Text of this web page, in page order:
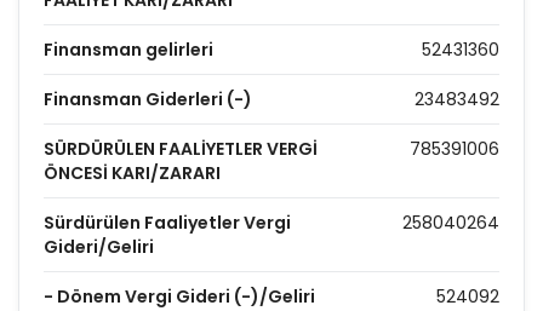
Finansman gelirleri 52431360
Finansman Giderleri (-) 23483492
SÜRDÜRÜLEN FAALİYETLER VERGİ
ÖNCESİ KARI/ZARARI
785391006
Sürdürülen Faaliyetler Vergi
Gideri/Geliri
258040264
- Dönem Vergi Gideri (-)/Geliri 524092